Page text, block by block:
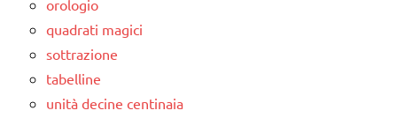
orologio
quadrati magici
sottrazione
tabelline
unità decine centinaia